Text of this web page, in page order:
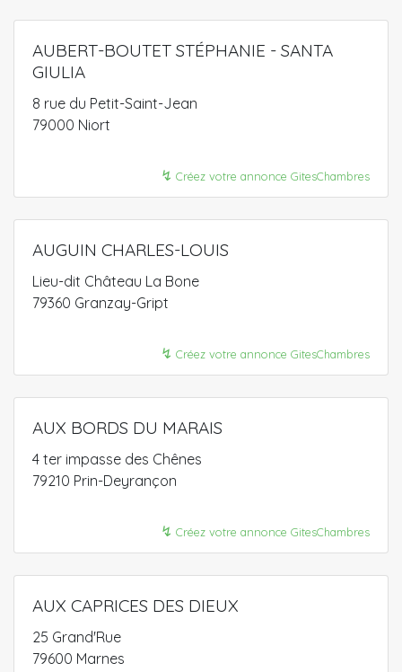
AUBERT-BOUTET STÉPHANIE - SANTA
GIULIA
8 rue du Petit-Saint-Jean
79000 Niort
↯ Créez votre annonce GitesChambres
AUGUIN CHARLES-LOUIS
Lieu-dit Château La Bone
79360 Granzay-Gript
↯ Créez votre annonce GitesChambres
AUX BORDS DU MARAIS
4 ter impasse des Chênes
79210 Prin-Deyrançon
↯ Créez votre annonce GitesChambres
AUX CAPRICES DES DIEUX
25 Grand'Rue
79600 Marnes